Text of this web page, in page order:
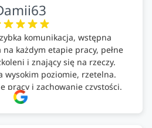
komunikacja, wstępna
każdym etapie pracy, pełne
i znający się na rzeczy.
wysokim poziomie, rzetelna.
pracy i zachowanie czystości.